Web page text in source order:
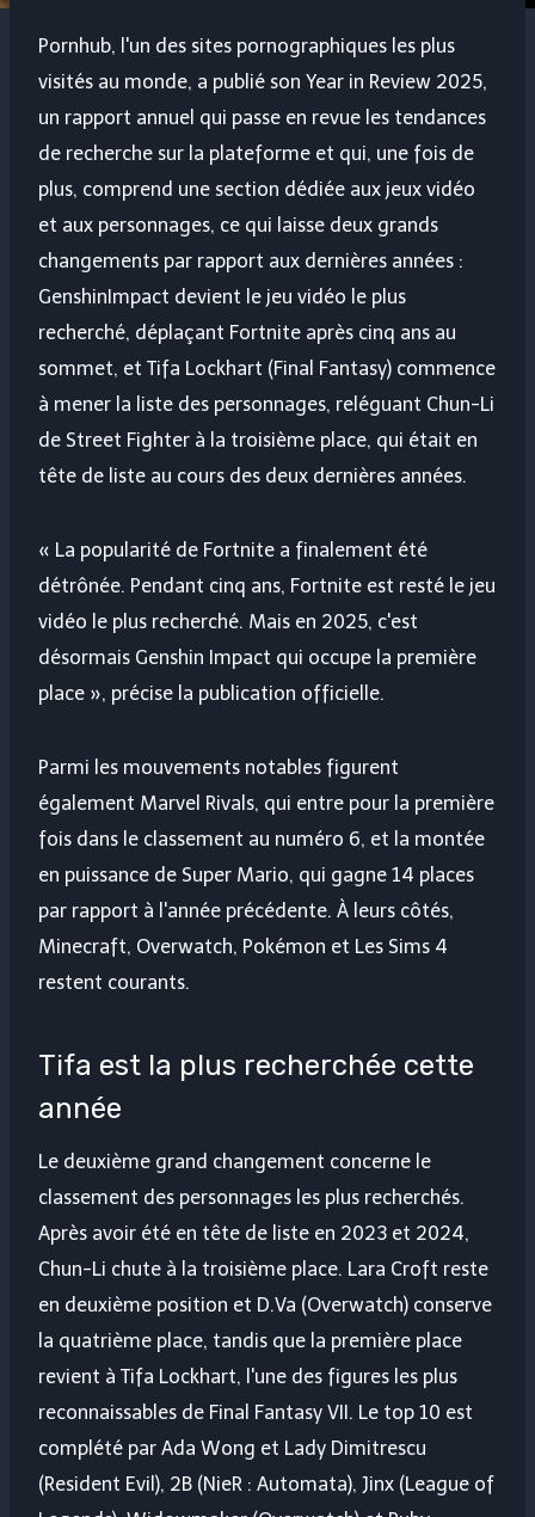
Pornhub, l'un des sites pornographiques les plus
visités au monde, a publié son Year in Review 2025,
un rapport annuel qui passe en revue les tendances
de recherche sur la plateforme et qui, une fois de
plus, comprend une section dédiée aux jeux vidéo
et aux personnages, ce qui laisse deux grands
changements par rapport aux dernières années :
GenshinImpact devient le jeu vidéo le plus
recherché, déplaçant Fortnite après cinq ans au
sommet, et Tifa Lockhart (Final Fantasy) commence
à mener la liste des personnages, reléguant Chun-Li
de Street Fighter à la troisième place, qui était en
tête de liste au cours des deux dernières années.
« La popularité de Fortnite a finalement été
détrônée. Pendant cinq ans, Fortnite est resté le jeu
vidéo le plus recherché. Mais en 2025, c'est
désormais Genshin Impact qui occupe la première
place », précise la publication officielle.
Parmi les mouvements notables figurent
également Marvel Rivals, qui entre pour la première
fois dans le classement au numéro 6, et la montée
en puissance de Super Mario, qui gagne 14 places
par rapport à l'année précédente. À leurs côtés,
Minecraft, Overwatch, Pokémon et Les Sims 4
restent courants.
Tifa est la plus recherchée cette
année
Le deuxième grand changement concerne le
classement des personnages les plus recherchés.
Après avoir été en tête de liste en 2023 et 2024,
Chun-Li chute à la troisième place. Lara Croft reste
en deuxième position et D.Va (Overwatch) conserve
la quatrième place, tandis que la première place
revient à Tifa Lockhart, l'une des figures les plus
reconnaissables de Final Fantasy VII. Le top 10 est
complété par Ada Wong et Lady Dimitrescu
(Resident Evil), 2B (NieR : Automata), Jinx (League of